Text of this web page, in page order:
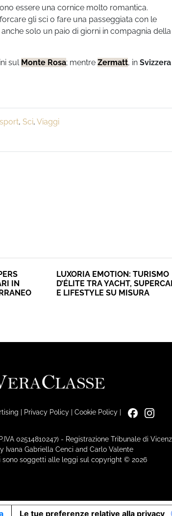
essere una cornice molto romantica.
gli sci o fare una passeggiata con le
solo un paio di giorni in compagnia della
sul Monte Rosa; mentre Zermatt, in Svizzera
, Sci, Viaggi
IN
LUXORIA EMOTION: TURISMO
D’ÉLITE TRA YACHT,
E LIFESTYLE SU MISURA
| Privacy Policy| Cookie Policy|
02514810247) - Registrazione Tribunale di
Ivana Gabriella Cenci and Carlo Valente
sono soggetti alle leggi sul copyright © 2026
Le tue preferenze relative alla privacy